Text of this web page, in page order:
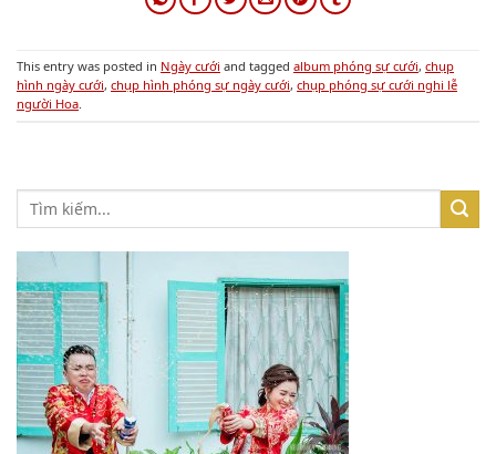
This entry was posted in Ngày cưới and tagged album phóng sự cưới, chụp
hình ngày cưới, chụp hình phóng sự ngày cưới, chụp phóng sự cưới nghi lễ
người Hoa.